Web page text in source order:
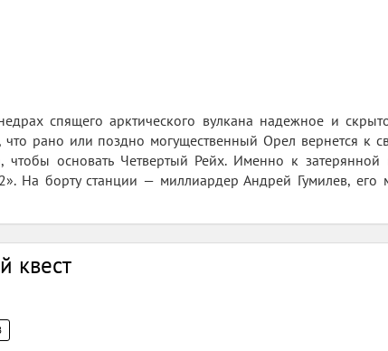
спящего арктического вулкана надежное и
рано или поздно могущественный Орел вернется к
чтобы основать Четвертый Рейх. Именно к
На борту станции — миллиардер Андрей Гумилев, его
квест